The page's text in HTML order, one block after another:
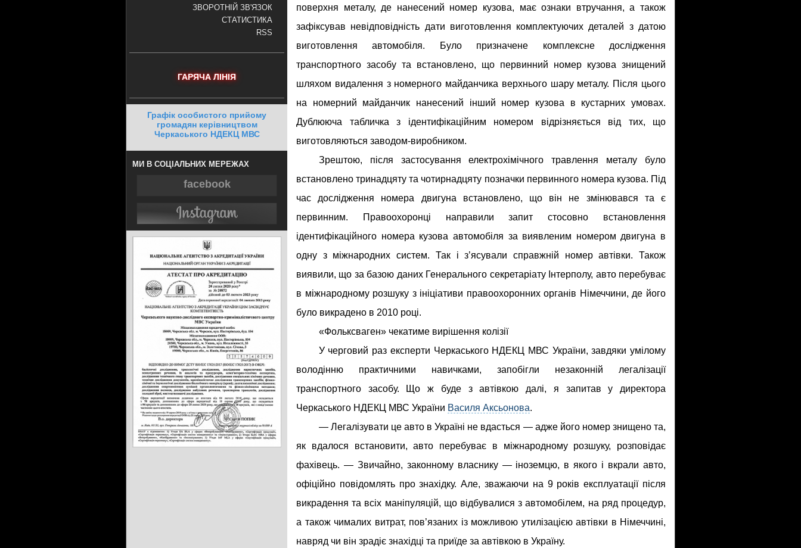
ЗВОРОТНІЙ ЗВ'ЯЗОК
СТАТИСТИКА
RSS
ГАРЯЧА ЛІНІЯ
Графік особистого прийому
громадян керівництвом
Черкаського НДЕКЦ МВС
МИ В СОЦІАЛЬНИХ МЕРЕЖАХ
facebook
поверхня металу, де нанесений номер кузова, має ознаки втручання, а також
зафіксував невідповідність дати виготовлення комплектуючих деталей з датою
виготовлення автомобіля. Було призначене комплекс­не дослідження
транспортного засобу та встановлено, що первинний номер кузова знищений
шляхом видалення з номерного майданчика верхнього шару металу. Після цього
на номерний майданчик нанесений інший номер кузова в кустарних умовах.
Дублююча табличка з ідентифікаційним номером відрізняється від тих, що
виготовляються заводом-виробником.
Зрештою, після застосування електрохімічного травлення металу було
встановлено тринадцяту та чотирнадцяту позначки первинного номера кузова. Під
час дослідження номера двигуна встановлено, що він не змінювався та є
первинним. Правоохоронці направили запит стосовно встановлення
ідентифікаційного номера кузова автомобіля за виявленим номером двигуна в
одну з міжнародних систем. Так і з’ясували справжній номер автівки. Також
виявили, що за базою даних Генерального секретаріату Інтерполу, авто перебуває
в міжнародному розшуку з ініціативи правоохоронних органів Німеччини, де його
було викрадено в 2010 році.
«Фольксваген» чекатиме вирішення колізії
У черговий раз експерти Черкаського НДЕКЦ МВС України, завдяки умілому
володінню практичними навичками, запобігли незаконній легалізації
транспортного засобу. Що ж буде з автівкою далі, я запитав у директора
Черкаського НДЕКЦ МВС України Василя Аксьонова.
— Легалізувати це авто в Україні не вдасться — адже його номер знищено та,
як вдалося встановити, авто перебуває в міжнародному розшуку, розповідає
фахівець. — Звичайно, законному власнику — іноземцю, в якого і вкрали авто,
офіційно повідомлять про знахідку. Але, зважаючи на 9 років експлуатації після
викрадення та всіх маніпуляцій, що відбувалися з автомобілем, на ряд процедур,
а також чималих витрат, пов’язаних із можливою утилізацією автівки в Німеччині,
навряд чи він зрадіє знахідці та приїде за автівкою в Україну.